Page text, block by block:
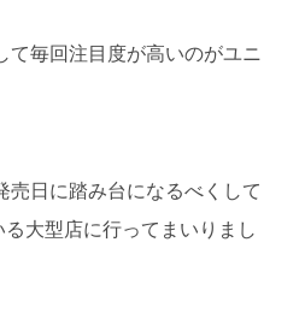
て毎回注目度が高いのがユニ
売日に踏み台になるべくして
大型店に行ってまいりまし